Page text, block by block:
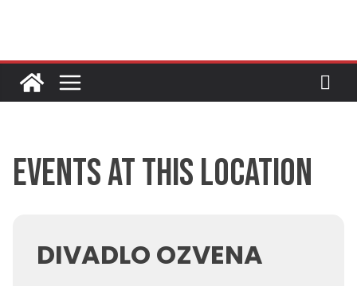
Events at this location
DIVADLO OZVENA